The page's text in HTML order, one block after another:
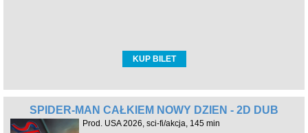
KUP BILET
SPIDER-MAN CAŁKIEM NOWY DZIEŃ - 2D DUB
Prod. USA 2026, sci-fi/akcja, 145 min